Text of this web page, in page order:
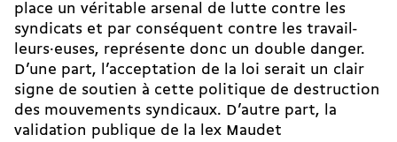
place un véritable arsenal de lutte contre les
syndicats et par conséquent contre les tra­vail­
leurs·euses, représente donc un double danger.
D’une part, l’acceptation de la loi serait un clair
signe de soutien à cette politique de destruction
des mouvements syndicaux. D’autre part, la
validation publique de la lex Maudet